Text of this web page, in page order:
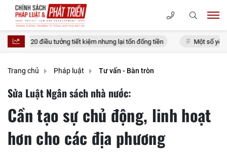
tưởng tiết kiệm nhưng lại tốn đống tiền Một số yếu tố tác động
Trang chủ Pháp luật Tư vấn - Bàn tròn
Sửa Luật Ngân sách nhà nước:
Cần tạo sự chủ động, linh hoạt
hơn cho các địa phương